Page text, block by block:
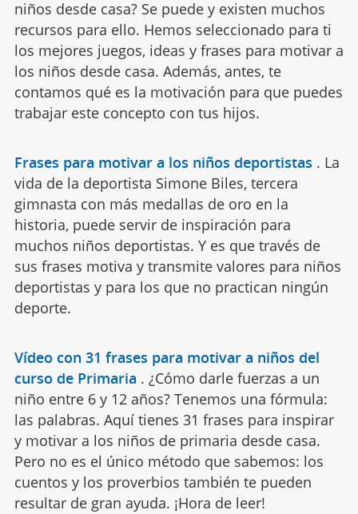
niños desde casa? Se puede y existen muchos
recursos para ello. Hemos seleccionado para ti
los mejores juegos, ideas y frases para motivar a
los niños desde casa. Además, antes, te
contamos qué es la motivación para que puedes
trabajar este concepto con tus hijos.
Frases para motivar a los niños deportistas . La
vida de la deportista Simone Biles, tercera
gimnasta con más medallas de oro en la
historia, puede servir de inspiración para
muchos niños deportistas. Y es que través de
sus frases motiva y transmite valores para niños
deportistas y para los que no practican ningún
deporte.
Vídeo con 31 frases para motivar a niños del
curso de Primaria . ¿Cómo darle fuerzas a un
niño entre 6 y 12 años? Tenemos una fórmula:
las palabras. Aquí tienes 31 frases para inspirar
y motivar a los niños de primaria desde casa.
Pero no es el único método que sabemos: los
cuentos y los proverbios también te pueden
resultar de gran ayuda. ¡Hora de leer!